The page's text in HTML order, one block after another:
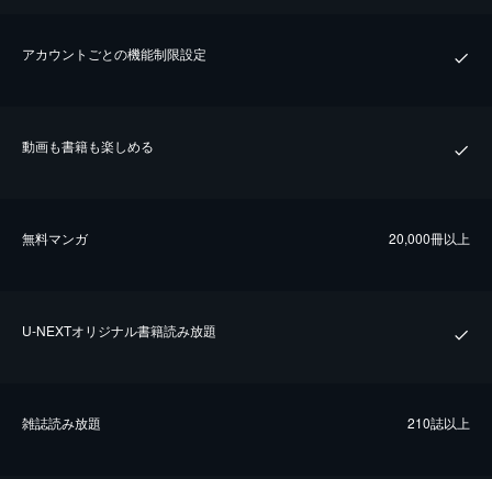
アカウントごとの機能制限設定
動画も書籍も楽しめる
無料マンガ 20,000冊以上
U-NEXTオリジナル書籍読み放題
雑誌読み放題 210誌以上